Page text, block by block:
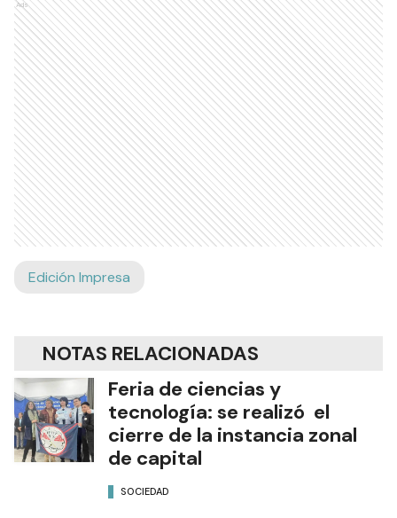
Ads
Edición Impresa
NOTAS RELACIONADAS
Feria de ciencias y
tecnología: se realizó el
cierre de la instancia zonal
de capital
SOCIEDAD